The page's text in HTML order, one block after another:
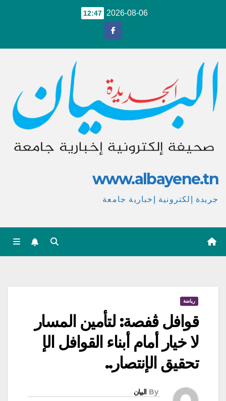
2026-08-06
12:47
www.albayene.tn
جريدة إلكترونية إخبارية جامعة
رياضة
قوافل ڨفصة: لتأمين المسار
لا خيار أمام أبناء القوافل الإ
تحقيق الإنتصار..
By البيان